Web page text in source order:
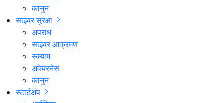
कानुन
साइबर सुरक्षा
अपराध
साइबर आक्रमण
स्क्याम
अवेयरनेस
कानुन
स्टार्टअप